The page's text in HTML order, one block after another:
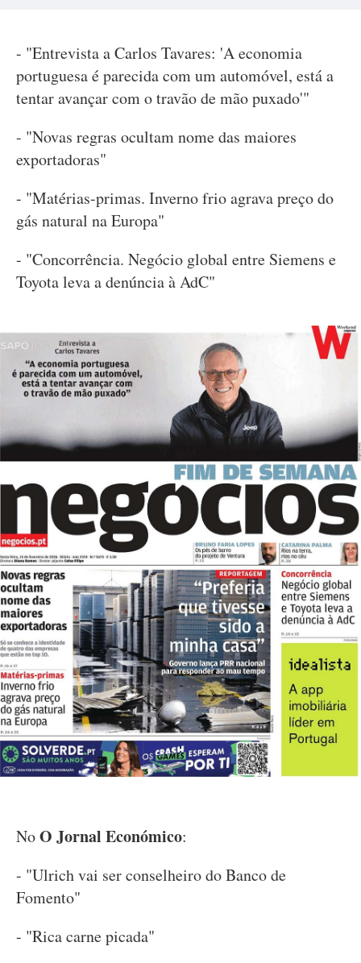
- "Entrevista a Carlos Tavares: 'A economia
portuguesa é parecida com um automóvel, está a
tentar avançar com o travão de mão puxado'"
- "Novas regras ocultam nome das maiores
exportadoras"
- "Matérias-primas. Inverno frio agrava preço do
gás natural na Europa"
- "Concorrência. Negócio global entre Siemens e
Toyota leva a denúncia à AdC"
NoO Jornal Económico:
- "Ulrich vai ser conselheiro do Banco de
Fomento"
- "Rica carne picada"